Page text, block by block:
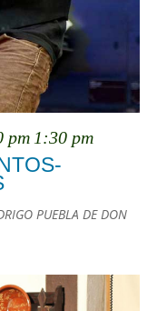
pm 1:30 pm
PUEBLA DE DON